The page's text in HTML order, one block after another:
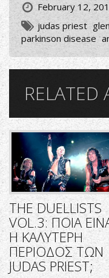
February 12,
judas priest
parkinson disease
RELATED
THE DUELLISTS
VOL.3: ΠΟΙΑ
Η ΚΑΛΥΤΕΡΗ
ΠΕΡΙΟΔΟΣ ΤΩΝ
JUDAS PRIEST;